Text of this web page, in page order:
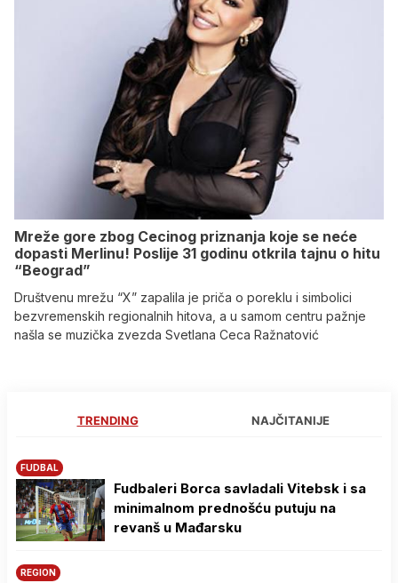
Mreže gore zbog Cecinog priznanja koje se neće
dopasti Merlinu! Poslije 31 godinu otkrila tajnu o hitu
“Beograd”
Društvenu mrežu “X” zapalila je priča o poreklu i simbolici
bezvremenskih regionalnih hitova, a u samom centru pažnje
našla se muzička zvezda Svetlana Ceca Ražnatović
TRENDING NAJČITANIJE
FUDBAL
Fudbaleri Borca savladali Vitebsk i sa
minimalnom prednošću putuju na
revanš u Mađarsku
REGION